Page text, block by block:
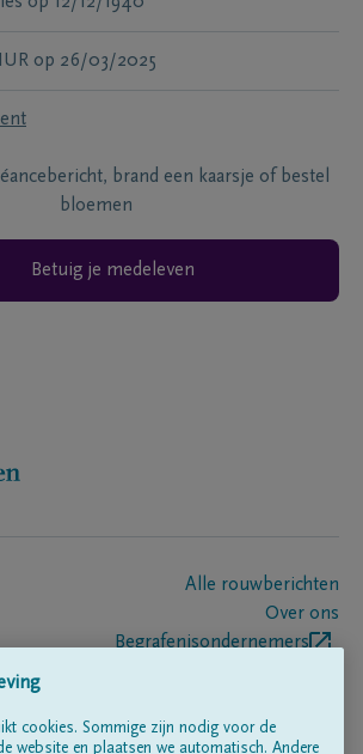
op 26/03/2025
brand een kaarsje of bestel
bloemen
Betuig je medeleven
Alle rouwberichten
Over ons
Begrafenisondernemers
cookies. Sommige zijn nodig voor de
website en plaatsen we automatisch. Andere